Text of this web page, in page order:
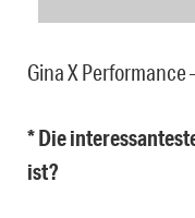
Gina X Performance
* Die
ist?